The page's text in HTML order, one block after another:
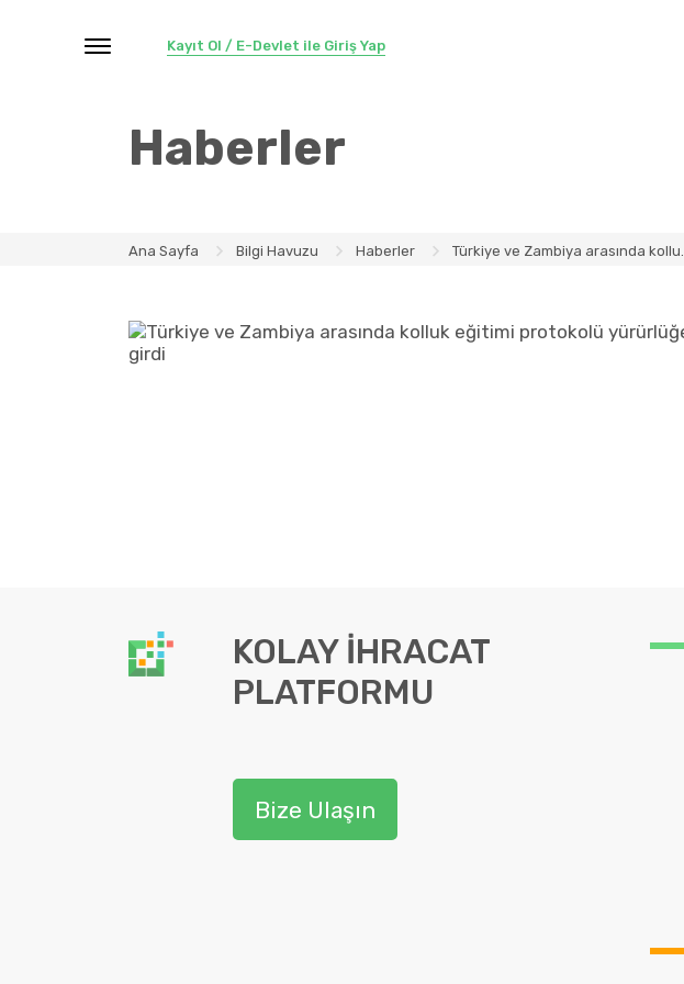
Kayıt Ol / E-Devlet ile Giriş Yap
Haberler
Ana Sayfa Bilgi Havuzu Haberler Türkiye ve Zambiya arasında kollu...
KOLAY İHRACAT
PLATFORMU
Bize Ulaşın